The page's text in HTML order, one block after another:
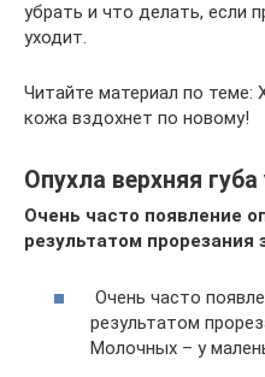
убрать и что делать, если
уходит.
Читайте материал по теме:
кожа вздохнет по новому!
Опухла верхняя губа
Очень часто появление
результатом прорезания
Очень часто
результатом
Молочных – у